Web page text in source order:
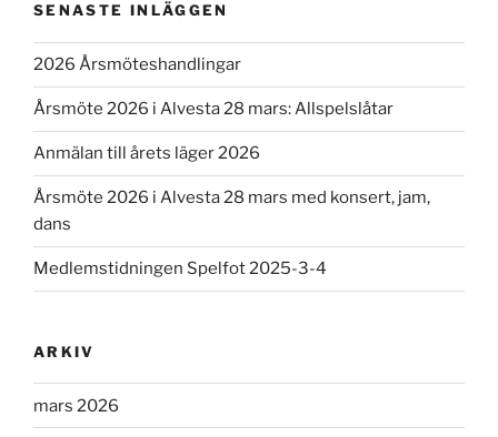
SENASTE INLÄGGEN
2026 Årsmöteshandlingar
Årsmöte 2026 i Alvesta 28 mars: Allspelslåtar
Anmälan till årets läger 2026
Årsmöte 2026 i Alvesta 28 mars med konsert, jam,
dans
Medlemstidningen Spelfot 2025-3-4
ARKIV
mars 2026